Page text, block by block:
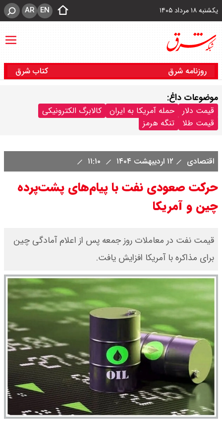
یکشنبه ۱۸ مرداد ۱۴۰۵ EN
AR
روزنامه شرق کتاب شرق
موضوعات داغ:
قیمت دلار حمله آمریکا به ایران
کالابرگ الکترونیکی
قیمت طلا
تنگه هرمز
اقتصادی ۱۲ اردیبهشت ۱۴۰۴
حرکت صعودی نفت با پیام‌های پشت‌پرده
چین و آمریکا
قیمت نفت در معاملات روز جمعه پس از اعلام آمادگی چین
برای مذاکره با آمریکا افزایش یافت.